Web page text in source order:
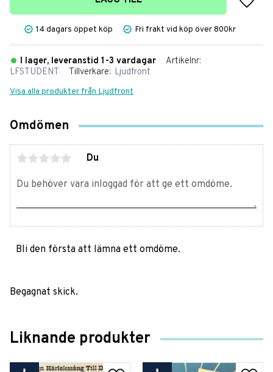
14 dagars öppet köp Fri frakt vid köp över 800kr
I lager, leveranstid 1-3 vardagar
Artikelnr
LFSTUDENT
Tillverkare Ljudfront
Visa alla produkter från Ljudfront
Omdömen
Du
Bli den första att lämna ett omdöme.
Begagnat skick.
Liknande produkter